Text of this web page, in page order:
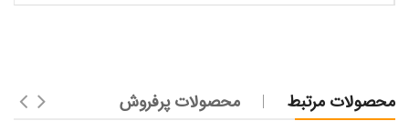
محصولات مرتبط محصولات پرفروش